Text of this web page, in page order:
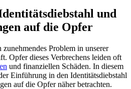
und
auf⁢ die⁢ Opfer
Problem in unserer
Opfer dieses Verbrechens leiden oft
und finanziellen Schäden. In diesem
Einführung in den Identitätsdiebstahl
auf die Opfer näher ⁤betrachten.